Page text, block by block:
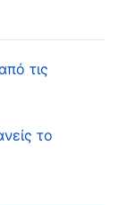
λέω είναι
σε
Δεν
ότι αυτό
φύση;
τις
το